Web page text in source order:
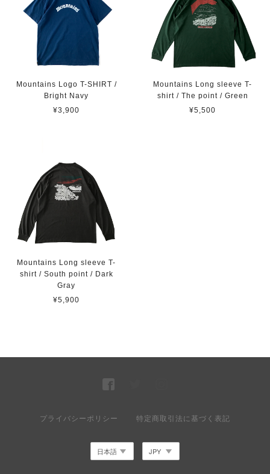
Mountains Logo T-SHIRT /
Bright Navy
¥3,900
Mountains Long sleeve T-
shirt / The point / Green
¥5,500
Mountains Long sleeve T-
shirt / South point / Dark
Gray
¥5,900
プライバシーポリシー 特定商取引法に基づく表記